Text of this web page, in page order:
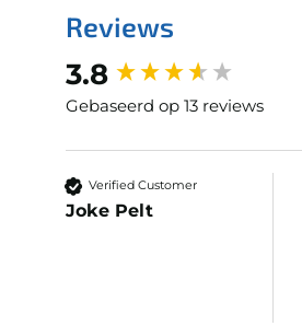
Reviews
3.8
Gebaseerd op 13 reviews
Verified Customer
Joke Pelt
New content loaded